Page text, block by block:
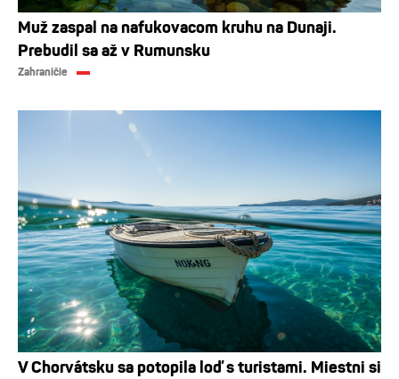
Muž zaspal na nafukovacom kruhu na Dunaji.
Prebudil sa až v Rumunsku
Zahraničie
V Chorvátsku sa potopila loď s turistami. Miestni si